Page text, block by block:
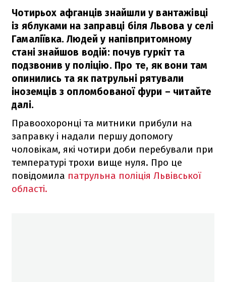
Чотирьох афганців знайшли у вантажівці
із яблуками на заправці біля Львова у селі
Гамаліївка. Людей у напівпритомному
стані знайшов водій: почув гуркіт та
подзвонив у поліцію. Про те, як вони там
опинились та як патрульні рятували
іноземців з опломбованої фури – читайте
далі.
Правоохоронці та митники прибули на
заправку і надали першу допомогу
чоловікам, які чотири доби перебували при
температурі трохи вище нуля. Про це
повідомила патрульна поліція Львівської
області.